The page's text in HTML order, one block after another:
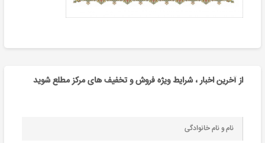
از آخرین اخبار ، شرایط ویژه فروش و تخفیف های مرکز مطلع شوید